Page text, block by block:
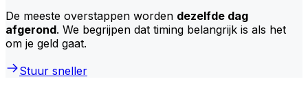
De meeste overstappen worden dezelfde dag
afgerond. We begrijpen dat timing belangrijk is als het
om je geld gaat.
Stuur sneller